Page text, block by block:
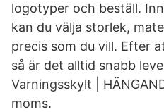
logotyper och beställ.
kan du välja storlek,
precis som du vill. Efter
så är det alltid snabb
Varningsskylt |
moms.